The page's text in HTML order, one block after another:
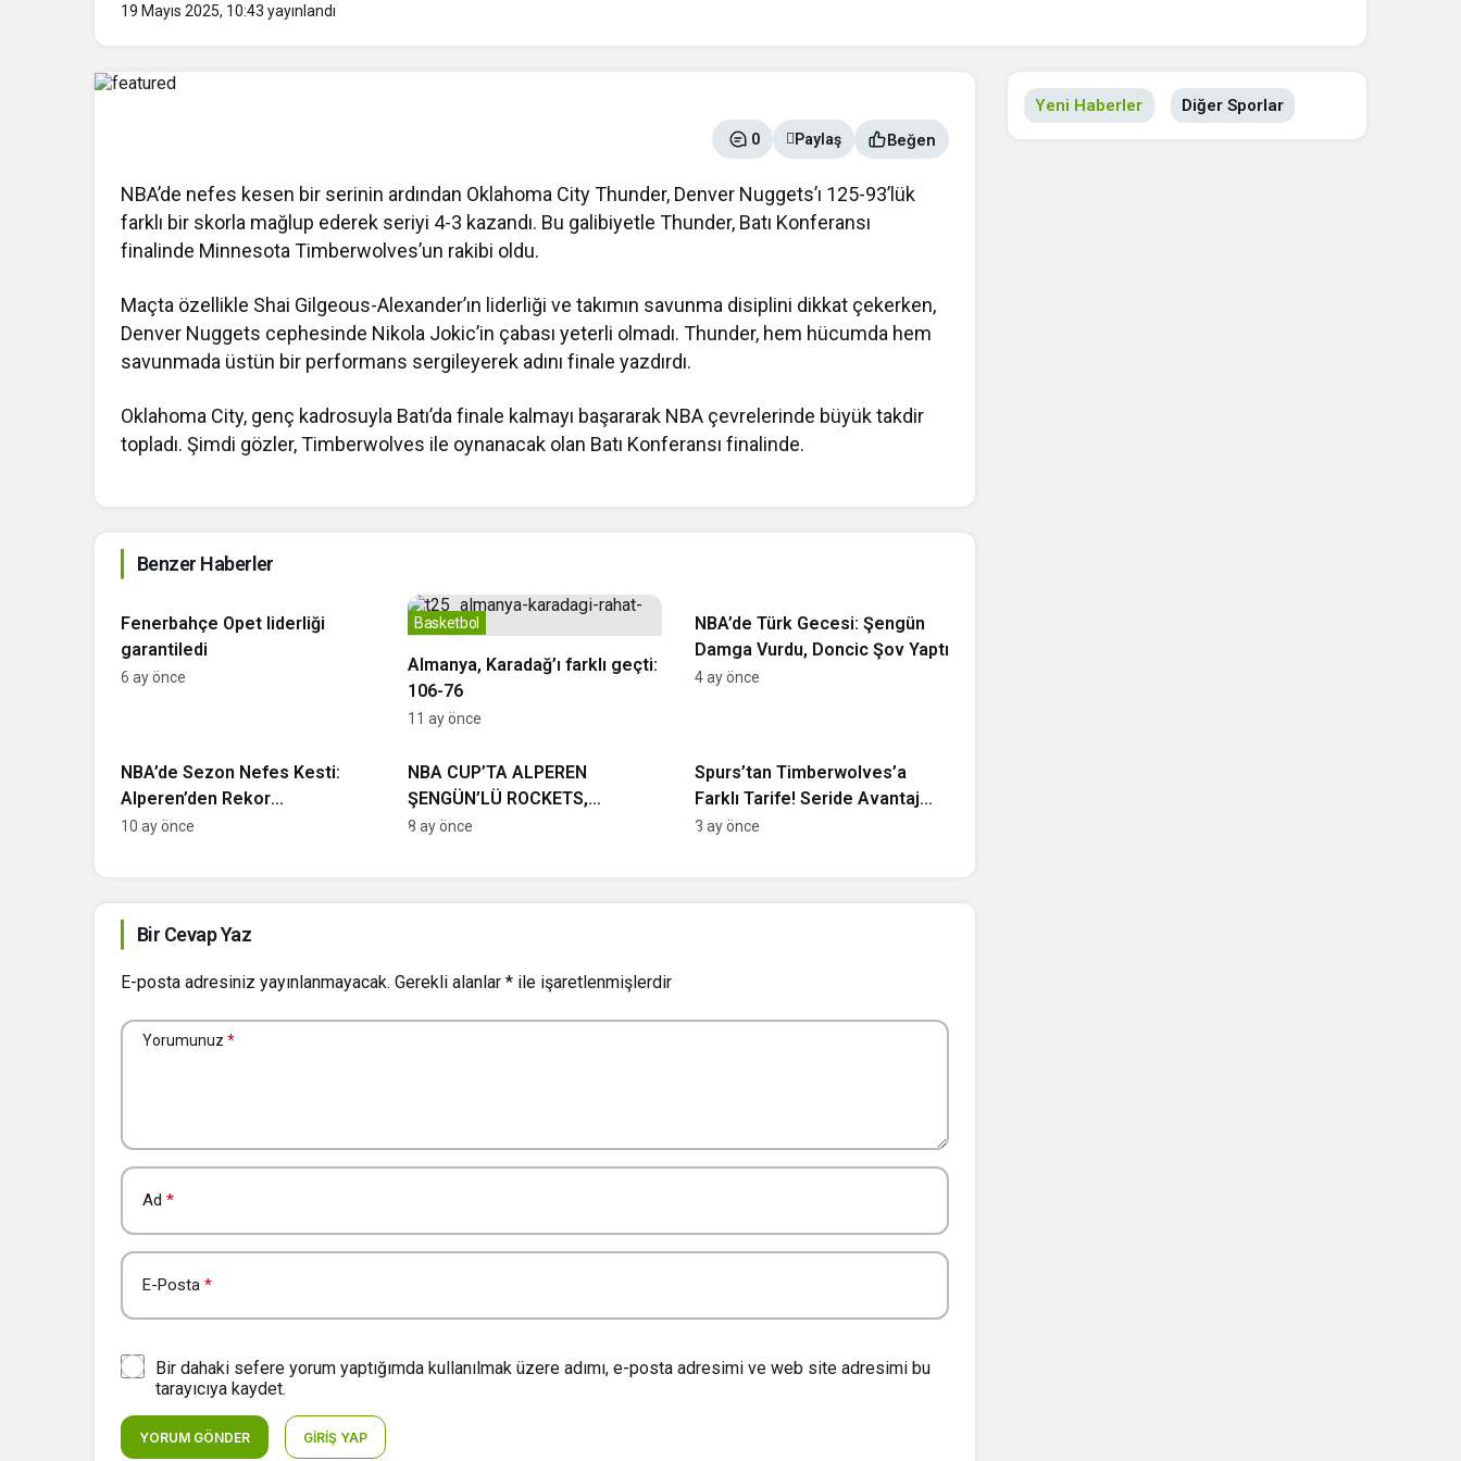
19 Mayıs 2025, 10:43 yayınlandı
0 Paylaş Beğen
NBA’de nefes kesen bir serinin ardından Oklahoma City Thunder, Denver Nuggets’ı 125-93’lük
farklı bir skorla mağlup ederek seriyi 4-3 kazandı. Bu galibiyetle Thunder, Batı Konferansı
finalinde Minnesota Timberwolves’un rakibi oldu.
Maçta özellikle Shai Gilgeous-Alexander’ın liderliği ve takımın savunma disiplini dikkat çekerken,
Denver Nuggets cephesinde Nikola Jokic’in çabası yeterli olmadı. Thunder, hem hücumda hem
savunmada üstün bir performans sergileyerek adını finale yazdırdı.
Oklahoma City, genç kadrosuyla Batı’da finale kalmayı başararak NBA çevrelerinde büyük takdir
topladı. Şimdi gözler, Timberwolves ile oynanacak olan Batı Konferansı finalinde.
Benzer Haberler
Fenerbahçe Opet liderliği
garantiledi
6 ay önce
Almanya, Karadağ’ı farklı geçti:
106-76
Basketbol
11 ay önce
NBA’de Türk Gecesi: Şengün
Damga Vurdu, Doncic Şov Yaptı
4 ay önce
NBA’de Sezon Nefes Kesti:
Alperen’den Rekor
Performans, Warriors’tan
10 ay önce
NBA CUP’TA ALPEREN
ŞENGÜN’LÜ ROCKETS,
WARRIORS’I DEVİRDİ!
NBA
8 ay önce
Spurs’tan Timberwolves’a
Farklı Tarife! Seride Avantaj
San Antonio’nun
3 ay önce
Bir Cevap Yaz
E-posta adresiniz yayınlanmayacak. Gerekli alanlar * ile işaretlenmişlerdir
Yorumunuz *
Ad *
E-Posta *
Bir dahaki sefere yorum yaptığımda kullanılmak üzere adımı, e-posta adresimi ve web site adresimi bu
tarayıcıya kaydet.
YORUM GÖNDER GIRIŞ YAP
Yeni Haberler Diğer Sporlar